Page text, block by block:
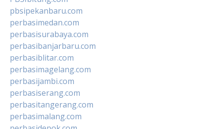
pbsipekanbaru.com
perbasimedan.com
perbasisurabaya.com
perbasibanjarbaru.com
perbasiblitar.com
perbasimagelang.com
perbasijambi.com
perbasiserang.com
perbasitangerang.com
perbasimalang.com